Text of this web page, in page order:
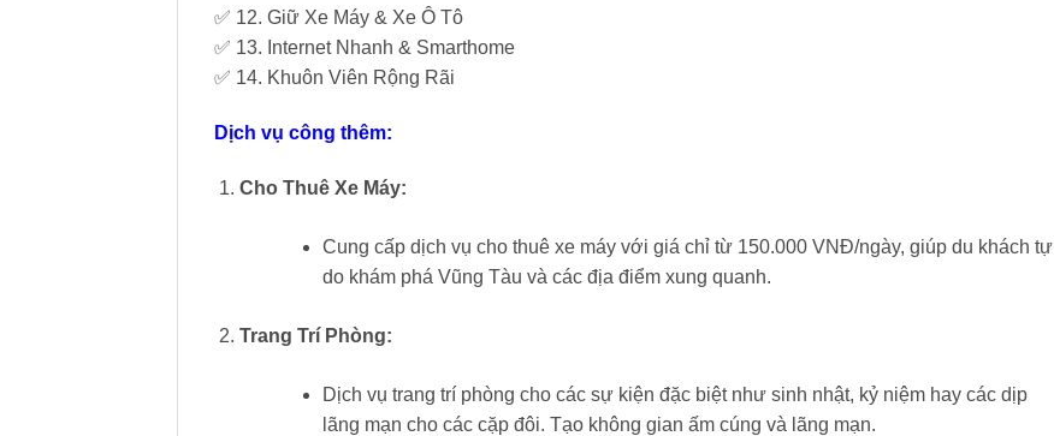
✅ 12. Giữ Xe Máy & Xe Ô Tô
✅ 13. Internet Nhanh & Smarthome
✅ 14. Khuôn Viên Rộng Rãi
Dịch vụ công thêm:
Cho Thuê Xe Máy:
Cung cấp dịch vụ cho thuê xe máy với giá chỉ từ 150.000 VNĐ/ngày, giúp du khách tự
do khám phá Vũng Tàu và các địa điểm xung quanh.
Trang Trí Phòng:
Dịch vụ trang trí phòng cho các sự kiện đặc biệt như sinh nhật, kỷ niệm hay các dịp
lãng mạn cho các cặp đôi. Tạo không gian ấm cúng và lãng mạn.